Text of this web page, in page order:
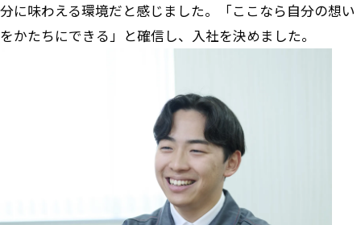
分に味わえる環境だと感じました。「ここなら自分の想い
をかたちにできる」と確信し、入社を決めました。